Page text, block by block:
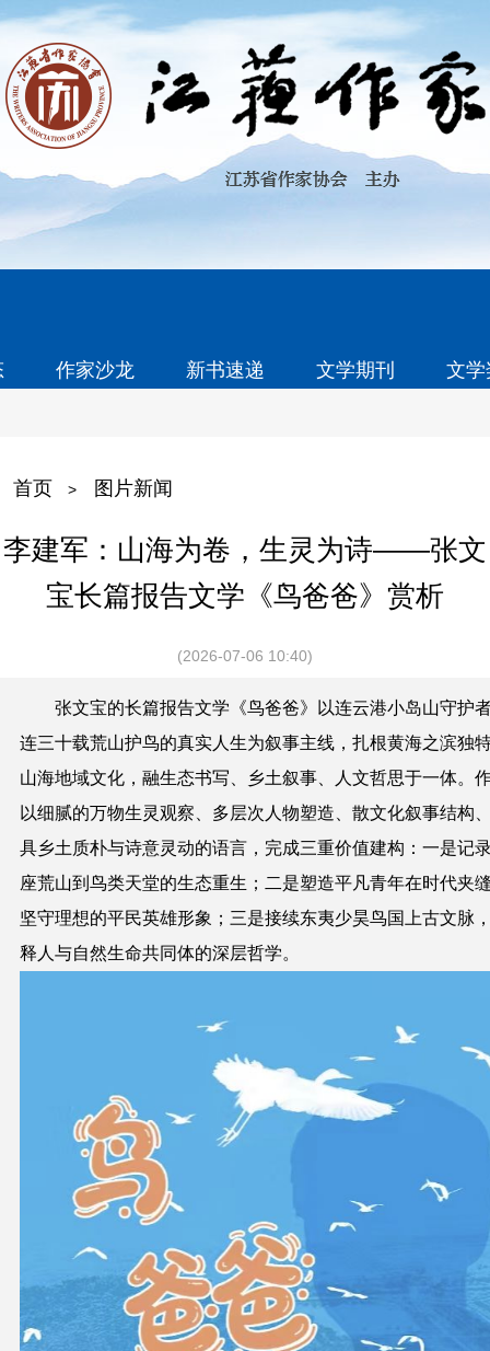
作家沙龙 新书速递 文学期刊 文
首页 > 图片新闻
李建军：山海为卷，生灵为诗——张文
宝长篇报告文学《鸟爸爸》赏析
(2026-07-06 10:40)
张文宝的长篇报告文学《鸟爸爸》以连云港小岛山守护
连三十载荒山护鸟的真实人生为叙事主线，扎根黄海之滨独
山海地域文化，融生态书写、乡土叙事、人文哲思于一体。
以细腻的万物生灵观察、多层次人物塑造、散文化叙事结构
具乡土质朴与诗意灵动的语言，完成三重价值建构：一是记
座荒山到鸟类天堂的生态重生；二是塑造平凡青年在时代夹
坚守理想的平民英雄形象；三是接续东夷少昊鸟国上古文脉
释人与自然生命共同体的深层哲学。